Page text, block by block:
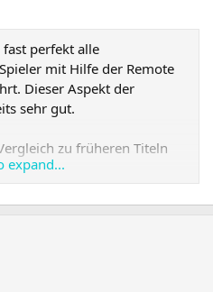
perfekt alle
mit Hilfe der Remote
Dieser Aspekt der
sehr gut.
zu früheren Titeln
hoffentlich mehr zu
expand...